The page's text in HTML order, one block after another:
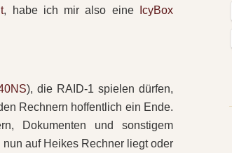
, habe ich mir also eine
IcyBox
), die RAID-1 spielen dürfen,
Rechnern hoffentlich ein Ende.
Dokumenten und sonstigem
auf Heikes Rechner liegt oder